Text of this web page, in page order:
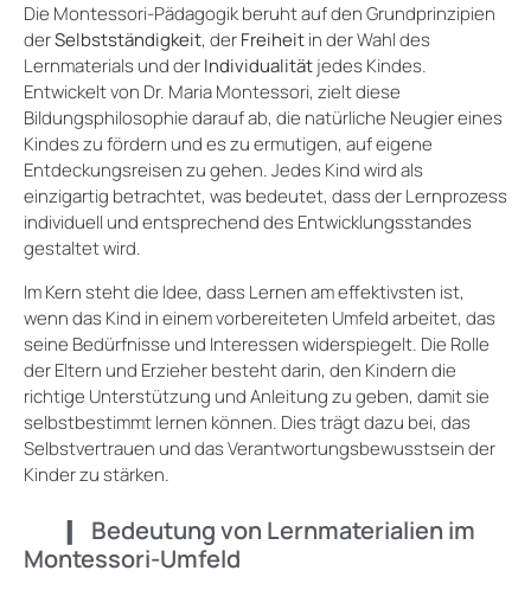
Die Montessori-Pädagogik beruht auf den Grundprinzipien
derSelbstständigkeit, derFreiheitin der Wahl des
Lernmaterials und derIndividualitätjedes Kindes.
Entwickelt von Dr. Maria Montessori, zielt diese
Bildungsphilosophie darauf ab, die natürliche Neugier eines
Kindes zu fördern und es zu ermutigen, auf eigene
Entdeckungsreisen zu gehen. Jedes Kind wird als
einzigartig betrachtet, was bedeutet, dass der Lernprozess
individuell und entsprechend des Entwicklungsstandes
gestaltet wird.
Im Kern steht die Idee, dass Lernen am effektivsten ist,
wenn das Kind in einem vorbereiteten Umfeld arbeitet, das
seine Bedürfnisse und Interessen widerspiegelt. Die Rolle
der Eltern und Erzieher besteht darin, den Kindern die
richtige Unterstützung und Anleitung zu geben, damit sie
selbstbestimmt lernen können. Dies trägt dazu bei, das
Selbstvertrauen und das Verantwortungsbewusstsein der
Kinder zu stärken.
Bedeutung von Lernmaterialien im
Montessori-Umfeld